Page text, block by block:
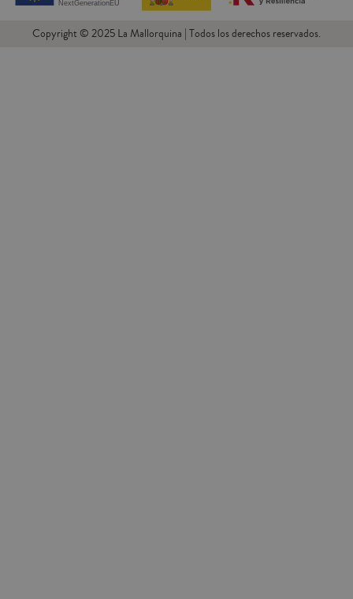
Copyright © 2025 La Mallorquina | Todos los derechos reservados.